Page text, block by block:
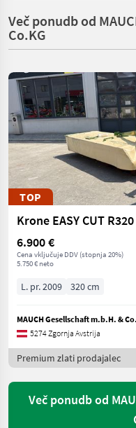
Več ponudb od
Co.KG
TOP
Krone EASY CUT R320
6.900 €
Cena vključuje DDV (stopnja 20%)
5.750 € neto
L. pr. 2009 320 cm
MAUCH Gesellschaft m.b.H. &
5274 Zgornja Avstrija
Premium zlati prodajalec
Več ponudb od